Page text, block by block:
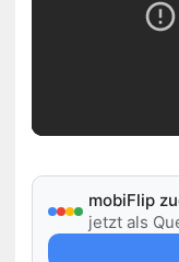
mobiFlip
jetzt als